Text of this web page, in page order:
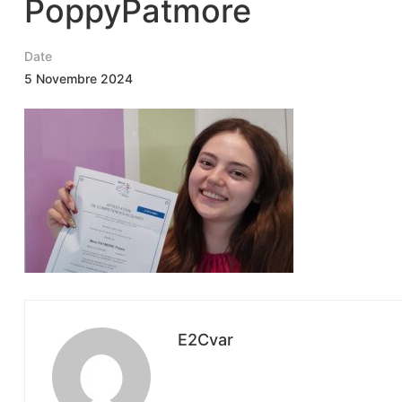
PoppyPatmore
Date
5 Novembre 2024
E2Cvar